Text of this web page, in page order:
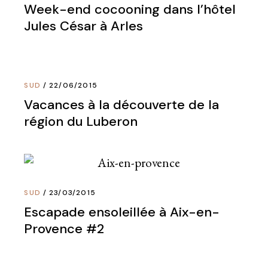
Week-end cocooning dans l’hôtel
Jules César à Arles
SUD 22/06/2015
Vacances à la découverte de la
région du Luberon
SUD 23/03/2015
Escapade ensoleillée à Aix-en-
Provence #2